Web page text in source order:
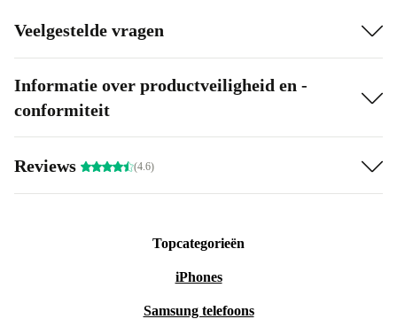
Veelgestelde vragen
Informatie over productveiligheid en -
conformiteit
Reviews (4.6)
Topcategorieën
iPhones
Samsung telefoons